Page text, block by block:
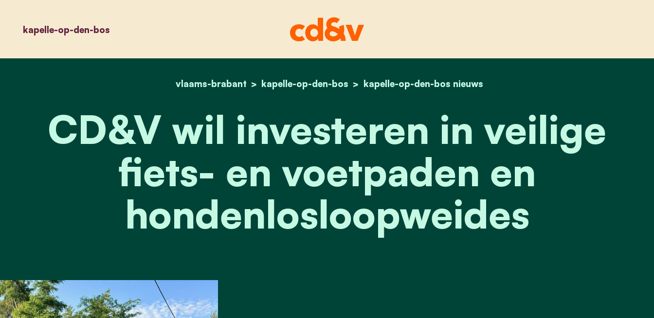
kapelle-op-den-bos
home
vlaams-brabant kapelle-op-den-bos kapelle-op-den-bos nieuws
cd&v wil investeren in veilige fiets- en voetpaden en
CD&V wil investeren in veilige
fiets- en voetpaden en
hondenlosloopweides